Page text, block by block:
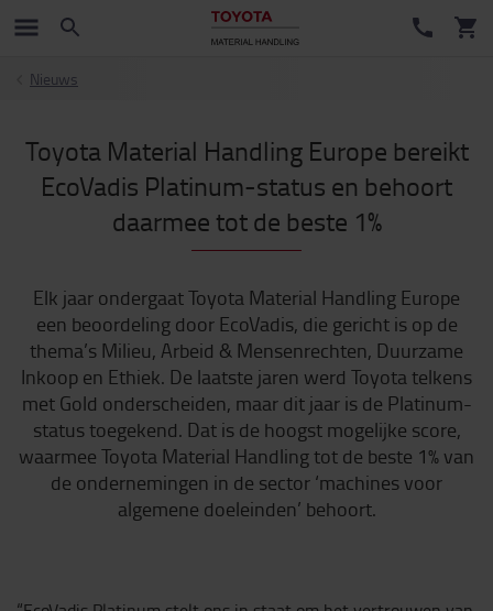
Nieuws
Toyota Material Handling Europe bereikt
EcoVadis Platinum-status en behoort
daarmee tot de beste 1%
Elk jaar ondergaat Toyota Material Handling Europe
een beoordeling door EcoVadis, die gericht is op de
thema’s Milieu, Arbeid & Mensenrechten, Duurzame
Inkoop en Ethiek. De laatste jaren werd Toyota telkens
met Gold onderscheiden, maar dit jaar is de Platinum-
status toegekend. Dat is de hoogst mogelijke score,
waarmee Toyota Material Handling tot de beste 1% van
de ondernemingen in de sector ‘machines voor
algemene doeleinden’ behoort.